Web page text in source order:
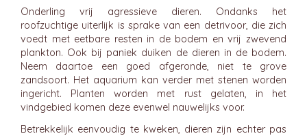
Onderling vrij agressieve dieren. Ondanks het
roofzuchtige uiterlijk is sprake van een detrivoor, die zich
voedt met eetbare resten in de bodem en vrij zwevend
plankton. Ook bij paniek duiken de dieren in de bodem.
Neem daartoe een goed afgeronde, niet te grove
zandsoort. Het aquarium kan verder met stenen worden
ingericht. Planten worden met rust gelaten, in het
vindgebied komen deze evenwel nauwelijks voor.
Betrekkelijk eenvoudig te kweken, dieren zijn echter pas